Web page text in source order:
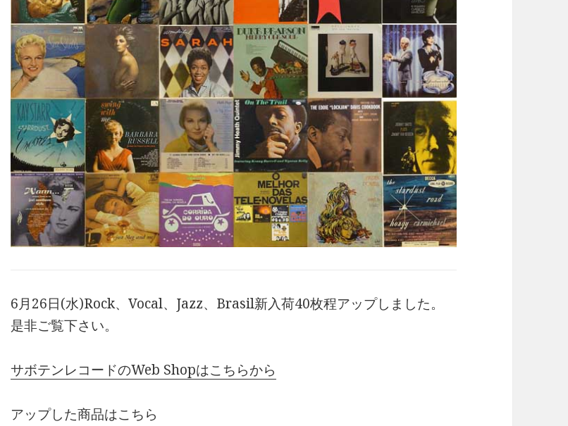
6月26日(水)Rock、Vocal、Jazz、Brasil新入荷40枚程アップしました。
是非ご覧下さい。
サボテンレコードのWeb Shopはこちらから
アップした商品はこちら